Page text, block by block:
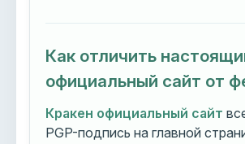
Как отличить
официальный сайт от
Кракен официальный сайт
PGP-подпись на главной